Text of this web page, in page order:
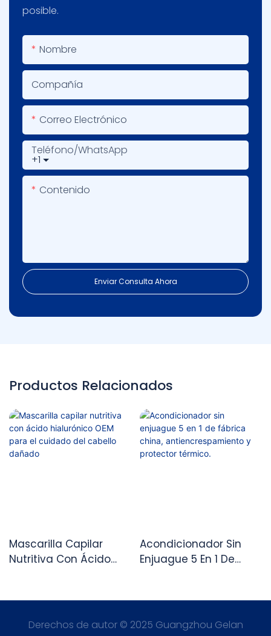
posible.
Nombre
Compañía
Correo Electrónico
+1
Teléfono/WhatsApp
Contenido
Enviar Consulta Ahora
Productos Relacionados
Mascarilla Capilar
Nutritiva Con Ácido
Dañado
Acondicionador Sin
Enjuague 5 En 1 De
Protector Térmico.
Derechos de autor © 2025 Guangzhou Gelan